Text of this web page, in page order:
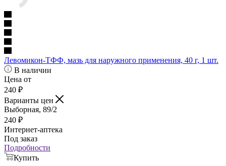
Левомикон-ТФФ, мазь для наружного применения, 40 г, 1 шт.
В наличии
Цена от
240 ₽
Варианты цен
Выборная, 89/2
240 ₽
Интернет-аптека
Под заказ
Подробности
Купить